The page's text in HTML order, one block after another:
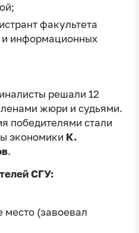
факультета
информационных
решали 12
жюри и судьями.
победителями стали
экономики К.
.
СГУ:
место (завоевал